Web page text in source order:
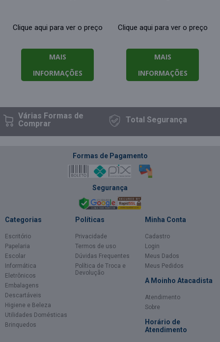
Clique aqui para ver o preço
MAIS
INFORMAÇÕES
Clique aqui para ver o preço
MAIS
INFORMAÇÕES
Várias Formasde
Comprar
TotalSegurança
Formas de Pagamento
Segurança
Categorias
Escritório
Papelaria
Escolar
Informática
Eletrônicos
Embalagens
Descartáveis
Higiene e Beleza
Utilidades Domésticas
Brinquedos
Políticas
Privacidade
Termos de uso
Dúvidas Frequentes
Política de Troca e
Devolução
Minha Conta
Cadastro
Login
Meus Dados
Meus Pedidos
A Moinho Atacadista
Atendimento
Sobre
Horário de
Atendimento